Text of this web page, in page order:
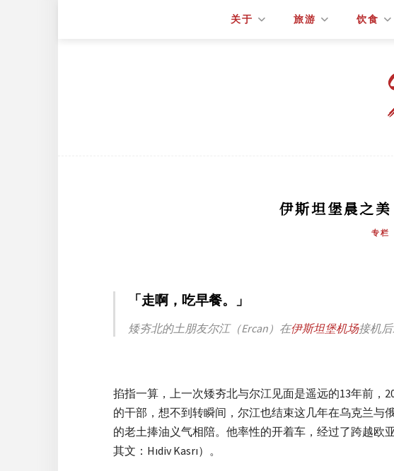
关于 旅游 饮食
伊斯坦堡晨之
专栏
「走啊，吃早餐。」
矮夯北的土朋友尔江（Ercan）在伊斯坦堡机场接机后
掐指一算，上一次矮夯北与尔江见面是遥远的13年前，
的干部，想不到转瞬间，尔江也结束这几年在乌克兰与
的老土捧油义气相陪。他率性的开着车，经过了跨越欧
其文：Hıdiv Kasrı）。